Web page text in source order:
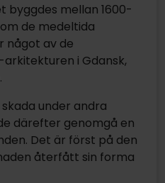
byggdes mellan 1600-
de medeltida
något av de
i Gdansk,
under andra
därefter genomgå en
Det är först på den
återfått sin forma